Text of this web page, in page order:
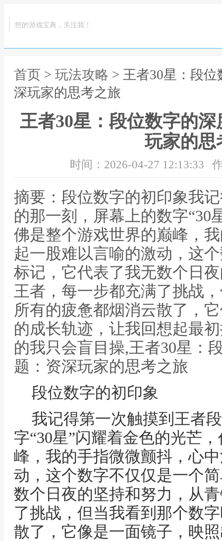
您的游戏宝典，关注我！
首页 > 玩法攻略 > 王者30星：段
深玩家的思考之旅
王者30星：段位数字的
玩家的思
时间：2026-04-27 12:13:33
摘要：段位数字的初印象我
的那一刻，屏幕上的数字“30
佛是整个游戏世界的巅峰，
起一股难以言喻的激动，这
标记，它代表了我无数个日
王者，每一步都充满了挑战
所有的疲惫都烟消云散了，
的成长轨迹，让我回想起最
的我只会盲目操,王者30星：
题：资深玩家的思考之旅
段位数字的初印象
我记得第一次触摸到王者
字“30星”闪耀着金色的光芒
峰，我的手指微微颤抖，心
动，这个数字不仅仅是一个
数个日夜的坚持和努力，从
了挑战，但当我看到那个数
散了，它像是一面镜子，映